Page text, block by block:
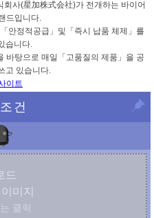
사(星加株式会社)가 전개하는 바이어
드입니다.
안정적공급」및「즉시 납품 체제」를
습니다.
바탕으로 매일「고품질의 제품」을 공
고 있습니다.
이트
건
드
미지
클릭